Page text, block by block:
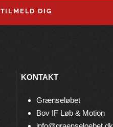
TILMELD DIG
KONTAKT
Grænseløbet
Bov IF Løb & Motion